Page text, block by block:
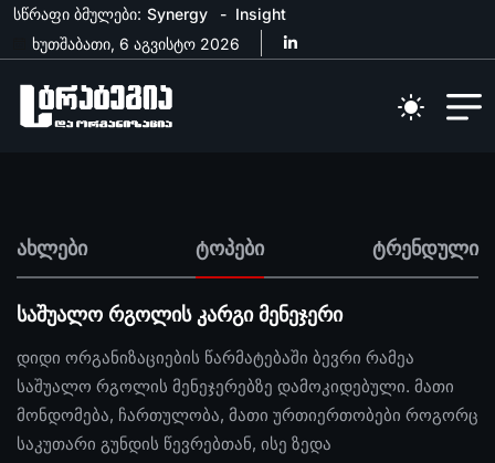
სწრაფი ბმულები: Synergy
Insight
ხუთშაბათი, 6 აგვისტო 2026
ახლები ტოპები ტრენდული
საშუალო რგოლის კარგი მენეჯერი
დიდი ორგანიზაციების წარმატებაში ბევრი რამეა
საშუალო რგოლის მენეჯერებზე დამოკიდებული. მათი
მონდომება, ჩართულობა, მათი ურთიერთობები როგორც
საკუთარი გუნდის წევრებთან, ისე ზედა